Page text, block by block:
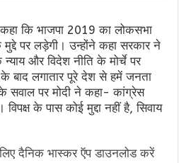
कहा कि भाजपा 2019 का लोकसभा
पर लड़ेगी। उन्होंने कहा सरकार ने
न्याय और विदेश नीति के मोर्चे पर
बाद लगातार पूरे देश से हमें जनता
के सवाल पर मोदी ने कहा- कांग्रेस
विपक्ष के पास कोई मुद्दा नहीं है, सिवाय
दैनिक भास्कर ऍप डाउनलोड करें